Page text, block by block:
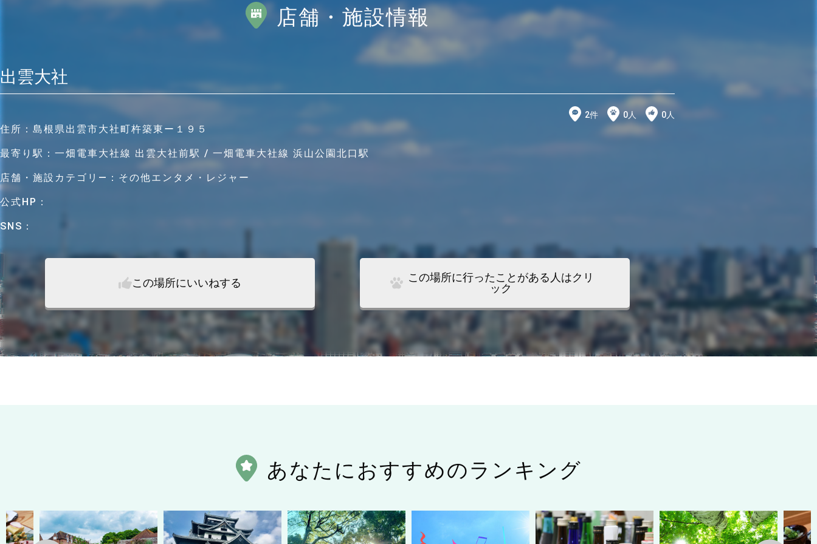
店舗・施設情報
出雲大社
2件 0人 0人
住所： 島根県出雲市大社町杵築東ー１９５
最寄り駅： 一畑電車大社線 出雲大社前駅 / 一畑電車大社線 浜山公園北口駅
店舗・施設カテゴリ―： その他エンタメ・レジャー
公式HP：
SNS：
この場所にいいねする
この場所に行ったことがある人はクリ
ック
あなたにおすすめのランキング